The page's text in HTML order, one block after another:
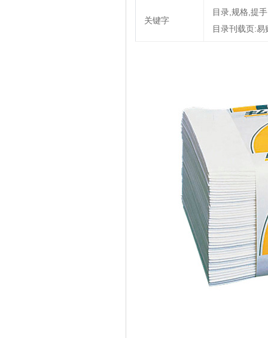
关键字
目录,规格,提
目录刊载页: